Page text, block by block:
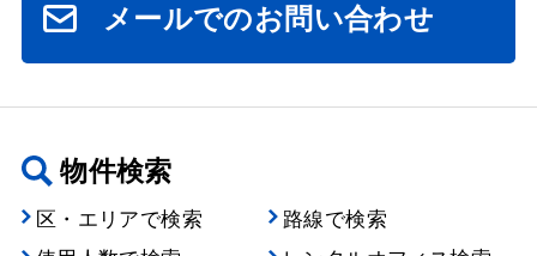
メールでのお問い合わせ
物件検索
区・エリアで検索
路線で検索